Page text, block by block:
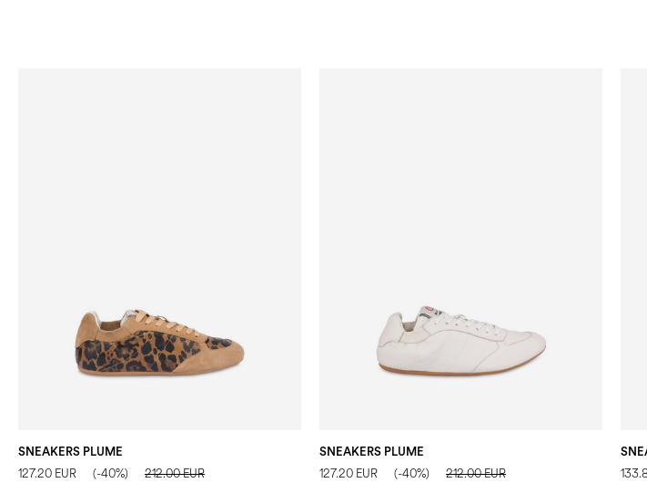
SNEAKERS PLUME
127.20 EUR (-40%) 212.00 EUR
SNEAKERS PLUME
127.20 EUR (-40%) 212.00 EUR